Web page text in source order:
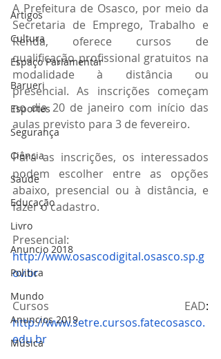
Artigos
Cultura
Espaço Parlamentar
Barueri
Esportes
Segurança
Ciência
Saúde
Educação
Livro
Anuncio 2018
Politica
Mundo
Anuncios 2019
Música
A Prefeitura de Osasco, por meio da
Secretaria de Emprego, Trabalho e
Renda, oferece cursos de
qualificação profissional gratuitos na
modalidade à distância ou
presencial. As inscrições começam
no dia 20 de janeiro com início das
aulas previsto para 3 de fevereiro.
Para as inscrições, os interessados
podem escolher entre as opções
abaixo, presencial ou à distância, e
fazer o cadastro.
Presencial:
http://www.osascodigital.osasco.sp.g
ov.br
Cursos EAD
http://www.setre.cursos.fatecosasco.
edu.br